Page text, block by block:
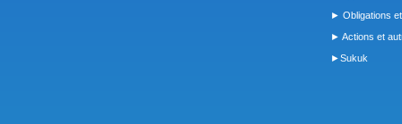
► Obligations
► Actions et
►Sukuk